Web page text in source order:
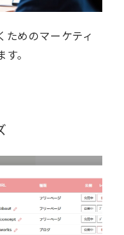
ためのマーケティ
。